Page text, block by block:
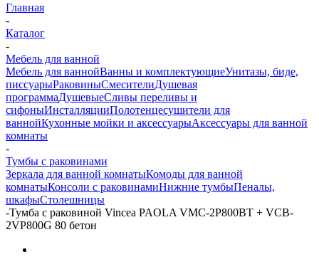
Главная
-
Каталог
-
Мебель для ванной
Мебель для ваннойВанны и комплектующиеУнитазы, биде,
писсуарыРаковиныСмесителиДушевая
программаДушевыеСливы переливы и
сифоныИнсталляцииПолотенцесушители для
ваннойКухонные мойки и аксессуарыАксессуары для ванной
комнаты
-
Тумбы с раковинами
Зеркала для ванной комнатыКомоды для ванной
комнатыКонсоли с раковинамиНижние тумбыПеналы,
шкафыСтолешницы
-Тумба с раковиной Vincea PAOLA VMC-2P800BT + VCB-
2VP800G 80 бетон